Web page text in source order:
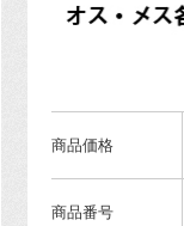
商品価格
商品番号